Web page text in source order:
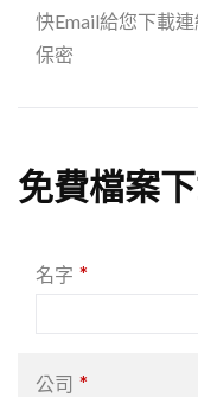
快Email給您下載
保密
免費檔案
名字 *
公司 *